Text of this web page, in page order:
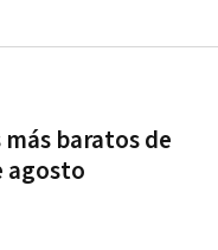
baratos de
agosto